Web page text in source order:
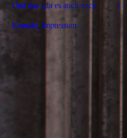
Und das gibt es auch noch
Kontakt, Impressum